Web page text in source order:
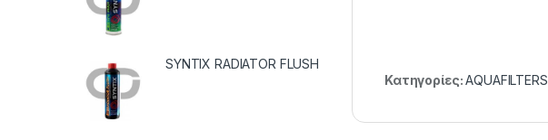
Κατηγορίες:AQUAFILTERS
SYNTIX RADIATOR FLUSH